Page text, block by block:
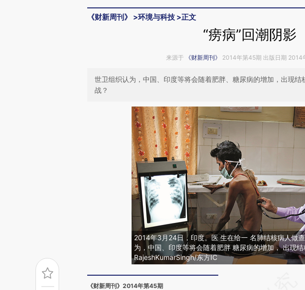
《财新周刊》 >环境与科技 >正文
“痨病”回潮阴影
来源于 《财新周刊》 2014年第45期 出版日期 2014
世卫组织认为，中国、印度等将会随着肥胖、糖尿病的增加，出现
战？
2014年3月24日，印度。医 生在给一 名肺结核病人做
为，中国、印度等将会随着肥胖 糖尿病的增加， 出现结
RajeshKumarSingh/东方IC
《财新周刊》2014年第45期